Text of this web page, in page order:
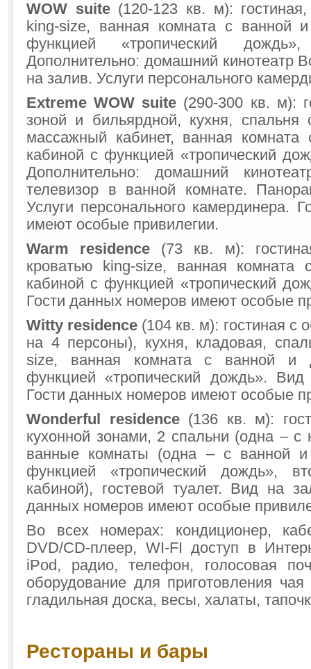
WOW suite(120-123 кв. м):
king-size, ванная комната с ванной
функцией «тропический
Дополнительно: домашний кинотеатр
на залив. Услуги персонального
Extreme WOW suite (290-300 кв. м):
зоной и бильярдной, кухня, спальня
массажный кабинет, ванная
кабиной с функцией «тропический
Дополнительно: домашний
телевизор в ванной комнате.
Услуги персонального камердинера.
имеют особые привилегии.
Warm residence (73 кв. м):
кроватью king-size, ванная
кабиной с функцией «тропический
Гости данных номеров имеют особые
Witty residence (104 кв. м): гостиная с
на 4 персоны), кухня, кладовая,
size, ванная комната с ванной и
функцией «тропический дождь».
Гости данных номеров имеют особые
Wonderful residence(136 кв. м):
кухонной зонами, 2 спальни (одна – с
ванные комнаты (одна – с ванной
функцией «тропический дождь»,
кабиной), гостевой туалет. Вид на
данных номеров имеют особые
Во всех номерах: кондиционер,
DVD/CD-плеер, WI-FI доступ в
iPod, радио, телефон, голосовая
оборудование для приготовления
гладильная доска, весы, халаты,
Рестораны и бары